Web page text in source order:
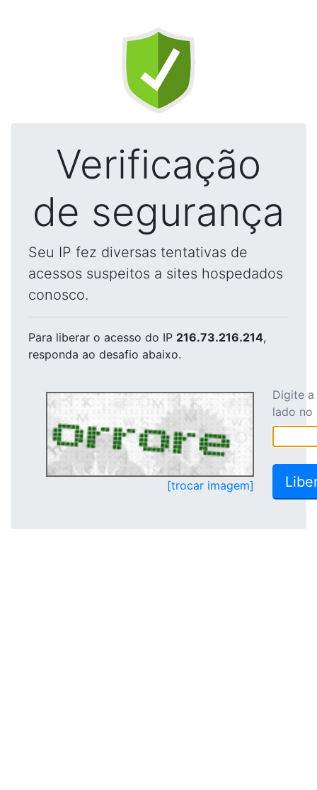
Verificação
de segurança
Seu IP fez diversas tentativas de
acessos suspeitos a sites hospedados
conosco.
Para liberar o acesso do IP 216.73.216.214,
responda ao desafio abaixo.
[trocar imagem]
Digite
lado no